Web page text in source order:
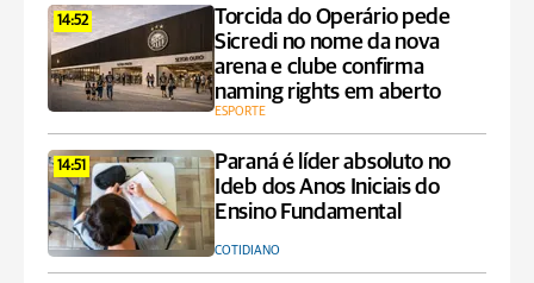
14:52
Torcida do Operário pede
Sicredi no nome da nova
arena e clube confirma
naming rights em aberto
ESPORTE
14:51
Paraná é líder absoluto no
Ideb dos Anos Iniciais do
Ensino Fundamental
COTIDIANO